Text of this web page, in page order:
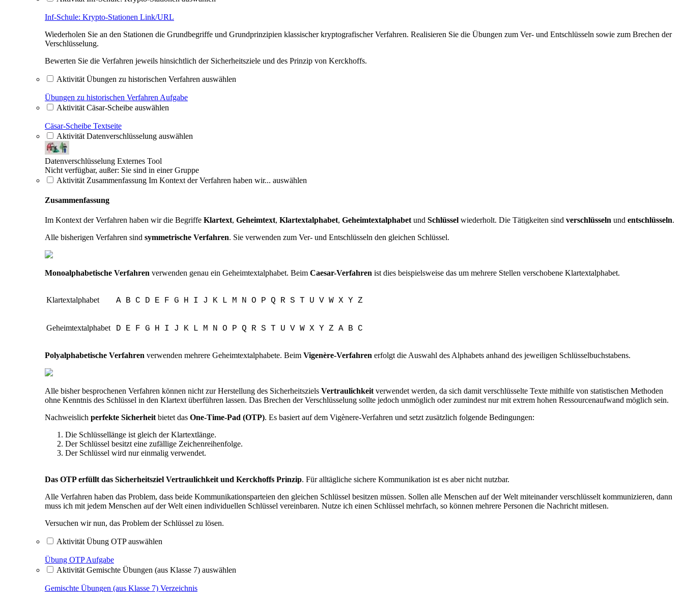
Inf-Schule: Krypto-Stationen Link/URL
Wiederholen Sie an den Stationen die Grundbegriffe und Grundprinzipien klassischer kryptografischer Verfahren. Realisieren Sie die Übungen zum Ver- und Entschlüsseln sowie zum Brechen der
Verschlüsselung.
Bewerten Sie die Verfahren jeweils hinsichtlich der Sicherheitsziele und des Prinzip von Kerckhoffs.
Aktivität Übungen zu historischen Verfahren auswählen
Übungen zu historischen Verfahren Aufgabe
Aktivität Cäsar-Scheibe auswählen
Cäsar-Scheibe Textseite
Aktivität Datenverschlüsselung auswählen
Datenverschlüsselung Externes Tool
Nicht verfügbar, außer: Sie sind in einer Gruppe
Aktivität Zusammenfassung Im Kontext der Verfahren haben wir... auswählen
Zusammenfassung
Im Kontext der Verfahren haben wir die Begriffe Klartext, Geheimtext, Klartextalphabet, Geheimtextalphabet und Schlüssel wiederholt. Die Tätigkeiten sind verschlüsseln und entschlüsseln.
Alle bisherigen Verfahren sind symmetrische Verfahren. Sie verwenden zum Ver- und Entschlüsseln den gleichen Schlüssel.
Monoalphabetische Verfahren verwenden genau ein Geheimtextalphabet. Beim Caesar-Verfahren ist dies beispielsweise das um mehrere Stellen verschobene Klartextalphabet.
Klartextalphabet A B C D E F G H I J K L M N O P Q R S T U V W X Y Z
Geheimtextalphabet D E F G H I J K L M N O P Q R S T U V W X Y Z A B C
Polyalphabetische Verfahren verwenden mehrere Geheimtextalphabete. Beim Vigenère-Verfahren erfolgt die Auswahl des Alphabets anhand des jeweiligen Schlüsselbuchstabens.
Alle bisher besprochenen Verfahren können nicht zur Herstellung des Sicherheitsziels Vertraulichkeit verwendet werden, da sich damit verschlüsselte Texte mithilfe von statistischen Methoden
ohne Kenntnis des Schlüssel in den Klartext überführen lassen. Das Brechen der Verschlüsselung sollte jedoch unmöglich oder zumindest nur mit extrem hohen Ressourcenaufwand möglich sein.
Nachweislich perfekte Sicherheit bietet das One-Time-Pad (OTP). Es basiert auf dem Vigènere-Verfahren und setzt zusätzlich folgende Bedingungen:
Die Schlüssellänge ist gleich der Klartextlänge.
Der Schlüssel besitzt eine zufällige Zeichenreihenfolge.
Der Schlüssel wird nur einmalig verwendet.
Das OTP erfüllt das Sicherheitsziel Vertraulichkeit und Kerckhoffs Prinzip. Für alltägliche sichere Kommunikation ist es aber nicht nutzbar.
Alle Verfahren haben das Problem, dass beide Kommunikationsparteien den gleichen Schlüssel besitzen müssen. Sollen alle Menschen auf der Welt miteinander verschlüsselt kommunizieren, dann
muss ich mit jedem Menschen auf der Welt einen individuellen Schlüssel vereinbaren. Nutze ich einen Schlüssel mehrfach, so können mehrere Personen die Nachricht mitlesen.
Versuchen wir nun, das Problem der Schlüssel zu lösen.
Aktivität Übung OTP auswählen
Übung OTPAufgabe
Aktivität Gemischte Übungen (aus Klasse 7) auswählen
Gemischte Übungen (aus Klasse 7) Verzeichnis